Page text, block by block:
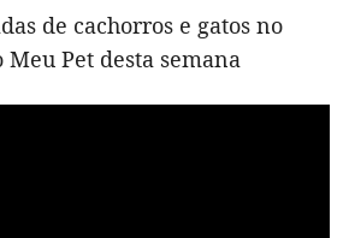
de cachorros e gatos no
Pet desta semana